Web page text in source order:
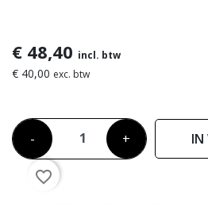
€ 48,40 incl. btw
€ 40,00 exc. btw
- + IN
favorite_border